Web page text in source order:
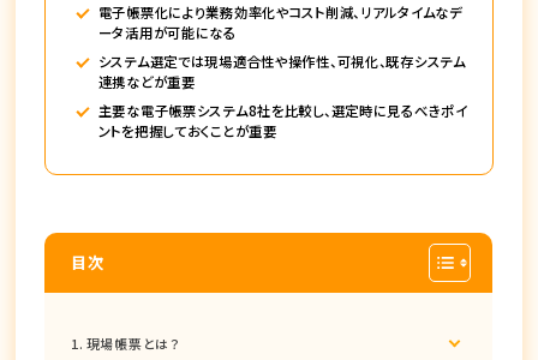
電子帳票化により業務効率化やコスト削減、リアルタイムなデ
ータ活用が可能になる
システム選定では現場適合性や操作性、可視化、既存システム
連携などが重要
主要な電子帳票システム8社を比較し、選定時に見るべきポイ
ントを把握しておくことが重要
目次
現場帳票とは？